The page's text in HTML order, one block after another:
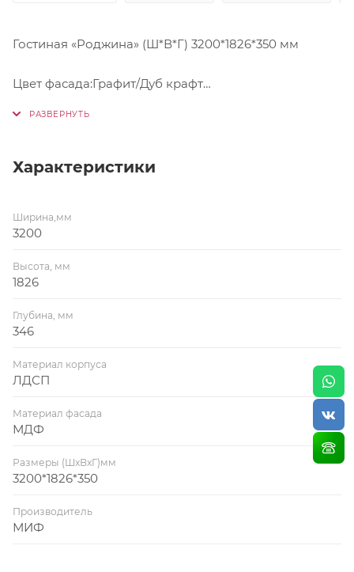
Гостиная «Роджина» (Ш*В*Г) 3200*1826*350 мм
Цвет фасада:Графит/Дуб крафт
Шкаф 2-х ств.:(ШхВхГ) 800х1826х346
Комод (ШхВхГ) 600х866х350
Характеристики
Ширина,мм
3200
Высота, мм
1826
Глубина, мм
346
Материал корпуса
ЛДСП
Материал фасада
МДФ
Размеры (ШхВхГ)мм
3200*1826*350
Производитель
МИФ